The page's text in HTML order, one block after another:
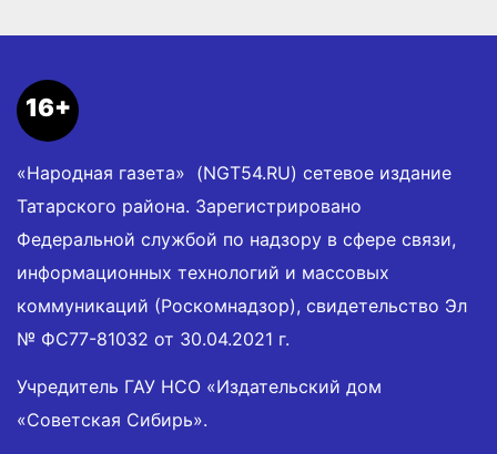
16+
«Народная газета» (NGT54.RU) сетевое издание
Татарского района. Зарегистрировано
Федеральной службой по надзору в сфере связи,
информационных технологий и массовых
коммуникаций (Роскомнадзор), свидетельство Эл
№ ФС77-81032 от 30.04.2021 г.
Учредитель ГАУ НСО «Издательский дом
«Советская Сибирь».